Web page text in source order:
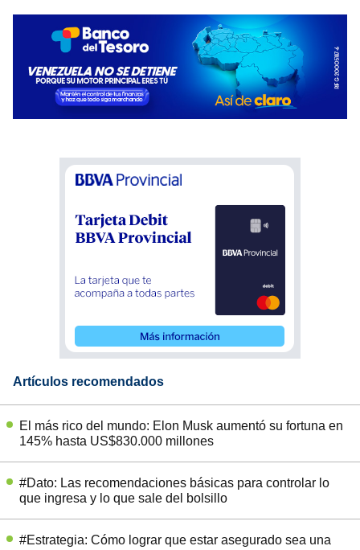
Artículos recomendados
El más rico del mundo: Elon Musk aumentó su fortuna en
145% hasta US$830.000 millones
#Dato: Las recomendaciones básicas para controlar lo
que ingresa y lo que sale del bolsillo
#Estrategia: Cómo lograr que estar asegurado sea una